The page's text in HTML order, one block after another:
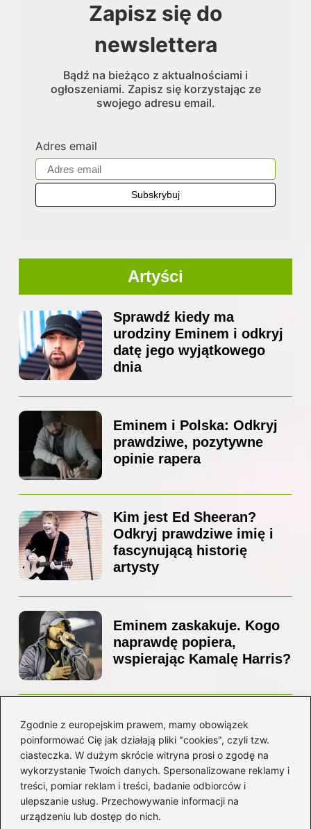
Zgodnie z europejskim prawem, mamy obowiązek
poinformować Cię jak działają pliki "cookies", czyli tzw.
ciasteczka. W dużym skrócie witryna prosi o zgodę na
wykorzystanie Twoich danych. Spersonalizowane reklamy i
treści, pomiar reklam i treści, badanie odbiorców i
ulepszanie usług. Przechowywanie informacji na
urządzeniu lub dostęp do nich.
Zapisz się do
newslettera
Bądź na bieżąco z aktualnościami i
ogłoszeniami. Zapisz się korzystając ze
swojego adresu email.
Adres email
Artyści
Sprawdź kiedy ma
urodziny Eminem i odkryj
datę jego wyjątkowego
dnia
Eminem i Polska: Odkryj
prawdziwe, pozytywne
opinie rapera
Kim jest Ed Sheeran?
Odkryj prawdziwe imię i
fascynującą historię
artysty
Eminem zaskakuje. Kogo
naprawdę popiera,
wspierając Kamalę Harris?
Z jakiego kraju pochodzi
Ed Sheeran? Poznaj jego
niezwykłą historię i
korzenie
Kategorie